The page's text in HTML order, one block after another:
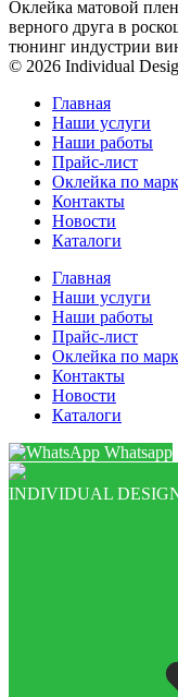
Оклейка матовой
верного друга в
тюнинг индустрии
© 2026 Individual
Главная
Наши услуги
Наши работы
Прайс-лист
Оклейка по
Контакты
Новости
Каталоги
Главная
Наши услуги
Наши работы
Прайс-лист
Оклейка по
Контакты
Новости
Каталоги
Whatsapp
INDIVIDUAL